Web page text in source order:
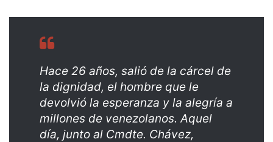
Hace 26 años, salió de la cárcel de
la dignidad, el hombre que le
devolvió la esperanza y la alegría a
millones de venezolanos. Aquel
día, junto al Cmdte. Chávez,